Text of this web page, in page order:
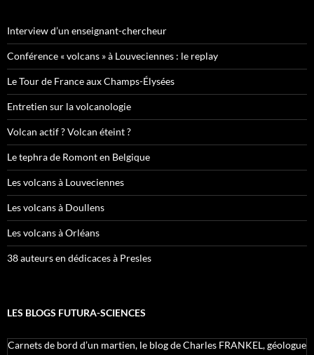
Interview d’un enseignant-chercheur
Conférence « volcans » à Louveciennes : le replay
Le Tour de France aux Champs-Élysées
Entretien sur la volcanologie
Volcan actif ? Volcan éteint ?
Le tephra de Romont en Belgique
Les volcans à Louveciennes
Les volcans à Doullens
Les volcans à Orléans
38 auteurs en dédicaces à Presles
LES BLOGS FUTURA-SCIENCES
Carnets de bord d’un martien, le blog de Charles FRANKEL, géologue